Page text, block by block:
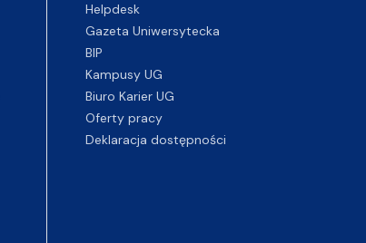
Helpdesk
Gazeta Uniwersytecka
BIP
Kampusy UG
Biuro Karier UG
Oferty pracy
Deklaracja dostępności